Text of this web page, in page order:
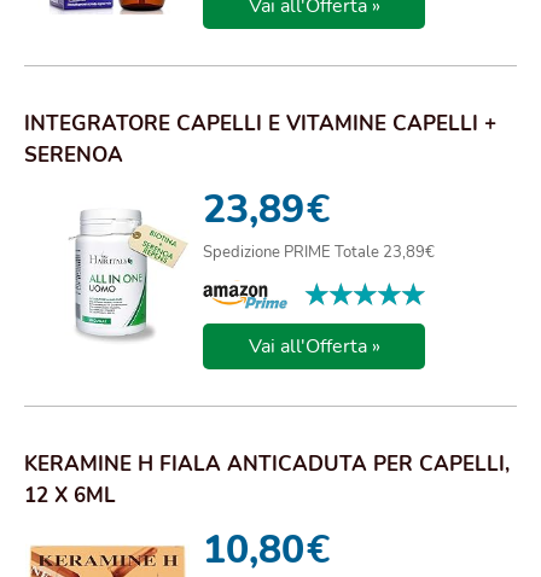
Vai all'Offerta »
INTEGRATORE CAPELLI E VITAMINE CAPELLI +
SERENOA
PALME...
23,89€
Spedizione PRIME Totale 23,89€
★★★★★
★★★★★
Vai all'Offerta »
KERAMINE H FIALA ANTICADUTA PER CAPELLI,
12 X 6ML
10,80€